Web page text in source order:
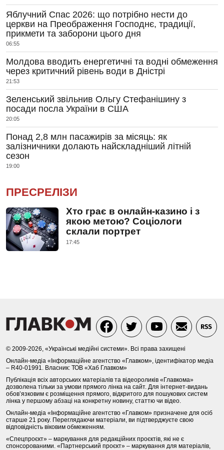
Яблучний Спас 2026: що потрібно нести до
церкви на Преображення Господнє, традиції,
прикмети та заборони цього дня
06:55
Молдова вводить енергетичні та водні обмеження
через критичний рівень води в Дністрі
21:53
Зеленський звільнив Ольгу Стефанішину з
посади посла України в США
20:05
Понад 2,8 млн пасажирів за місяць: як
залізничники долають найскладніший літній
сезон
19:00
ПРЕСРЕЛІЗИ
Хто грає в онлайн-казино і з
якою метою? Соціологи
склали портрет
17:45
© 2009-2026, «Українські медійні системи». Всі права захищені
Онлайн-медіа «Інформаційне агентство «Главком», ідентифікатор медіа
– R40-01991. Власник: ТОВ «Хаб Главком»
Публікація всіх авторських матеріалів та відеороликів «Главкома»
дозволена тільки за умови прямого лінка на сайт. Для інтернет-видань
обов’язковим є розміщення прямого, відкритого для пошукових систем
лінка у першому абзаці на конкретну новину, статтю чи відео.
Онлайн-медіа «Інформаційне агентство «Главком» призначене для осіб
старше 21 року. Переглядаючи матеріали, ви підтверджуєте свою
відповідність віковим обмеженням.
«Спецпроєкт» – маркування для редакційних проєктів, які не є
спонсорованими. «Партнерський проєкт» – маркування для матеріалів,